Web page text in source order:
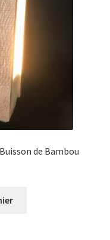
de Bambou